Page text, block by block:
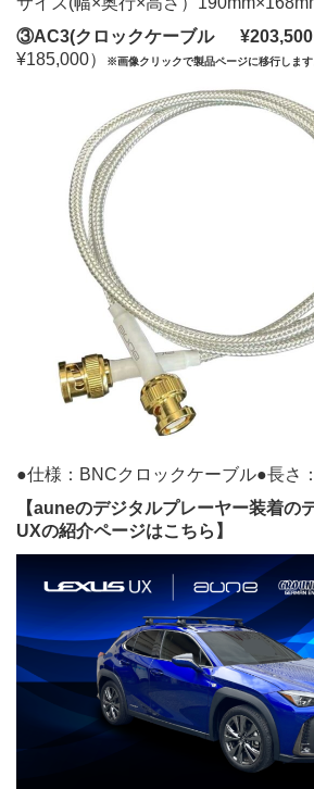
③AC3(クロックケーブル
¥203,500
¥185,000）
※画像クリックで製品ページに移行します
●仕様：BNCクロックケーブル●長さ
【auneのデジタルプレーヤー装着
UXの紹介ページはこちら 】